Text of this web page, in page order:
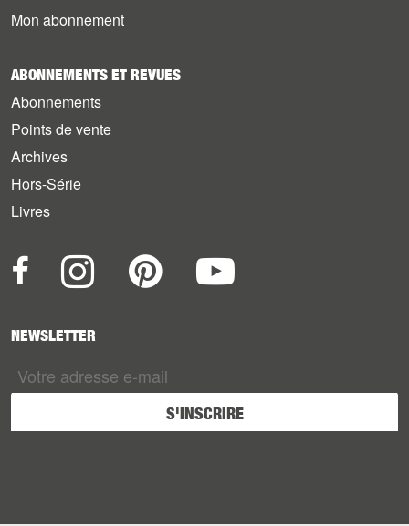
Mon abonnement
ABONNEMENTS ET REVUES
Abonnements
Points de vente
Archives
Hors-Série
Livres
NEWSLETTER